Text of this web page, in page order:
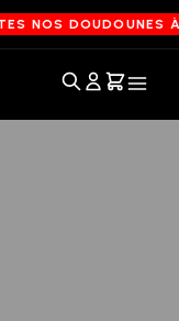
NOS DOUDOUNES À